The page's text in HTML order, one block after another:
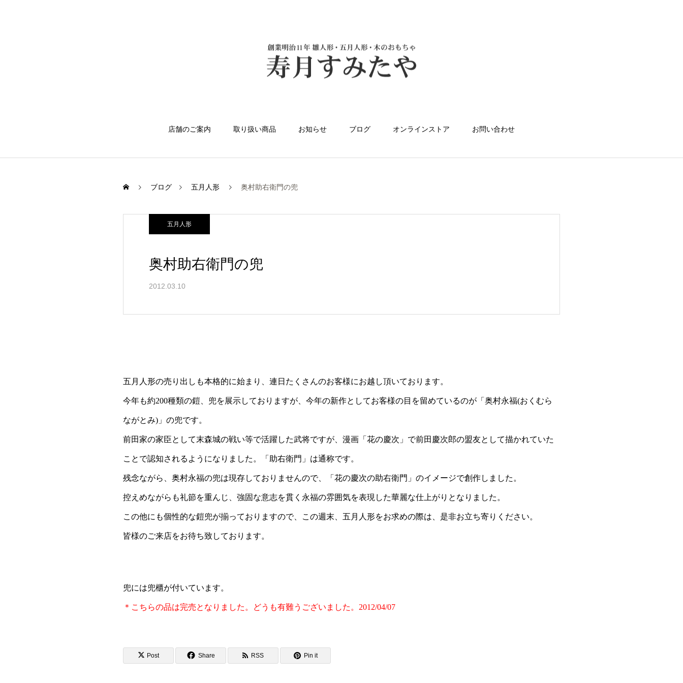
店舗のご案内 取り扱い商品 お知らせ ブログ オンラインストア お問い合わせ
ブログ 五月人形 奥村助右衛門の兜
五月人形
奥村助右衛門の兜
2012.03.10
五月人形の売り出しも本格的に始まり、連日たくさんのお客様にお越し頂いております。
今年も約200種類の鎧、兜を展示しておりますが、今年の新作としてお客様の目を留めているのが「奥村永福(おくむら
ながとみ)」の兜です。
前田家の家臣として末森城の戦い等で活躍した武将ですが、漫画「花の慶次」で前田慶次郎の盟友として描かれていた
ことで認知されるようになりました。「助右衛門」は通称です。
残念ながら、奥村永福の兜は現存しておりませんので、「花の慶次の助右衛門」のイメージで創作しました。
控えめながらも礼節を重んじ、強固な意志を貫く永福の雰囲気を表現した華麗な仕上がりとなりました。
この他にも個性的な鎧兜が揃っておりますので、この週末、五月人形をお求めの際は、是非お立ち寄りください。
皆様のご来店をお待ち致しております。
兜には兜櫃が付いています。
＊こちらの品は完売となりました。どうも有難うございました。2012/04/07
Post Share RSS Pin it